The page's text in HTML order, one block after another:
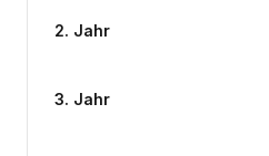
2. Jahr
3. Jahr